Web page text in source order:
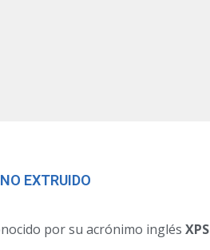
EXTRUIDO
por su acrónimo inglés XPS